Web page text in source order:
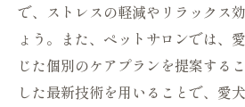
で、ストレスの軽減やリラックス
ょう。また、ペットサロンでは、
じた個別のケアプランを提案する
した最新技術を用いることで、愛